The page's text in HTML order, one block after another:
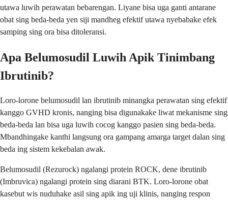
utawa luwih perawatan bebarengan. Liyane bisa uga ganti antarane
obat sing beda-beda yen siji mandheg efektif utawa nyebabake efek
samping sing ora bisa ditoleransi.
Apa Belumosudil Luwih Apik Tinimbang
Ibrutinib?
Loro-lorone belumosudil lan ibrutinib minangka perawatan sing efektif
kanggo GVHD kronis, nanging bisa digunakake liwat mekanisme sing
beda-beda lan bisa uga luwih cocog kanggo pasien sing beda-beda.
Mbandhingake kanthi langsung ora gampang amarga target dalan sing
beda ing sistem kekebalan awak.
Belumosudil (Rezurock) ngalangi protein ROCK, dene ibrutinib
(Imbruvica) ngalangi protein sing diarani BTK. Loro-lorone obat
kasebut wis nuduhake asil sing apik ing uji klinis, nanging respon